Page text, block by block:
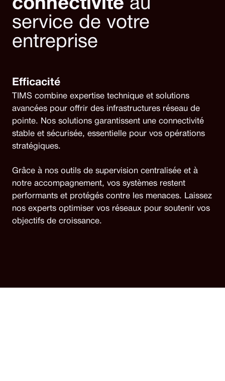
connectivité au
service de votre
entreprise
Efficacité
TIMS combine expertise technique et solutions
avancées pour offrir des infrastructures réseau de
pointe. Nos solutions garantissent une connectivité
stable et sécurisée, essentielle pour vos opérations
stratégiques.
Grâce à nos outils de supervision centralisée et à
notre accompagnement, vos systèmes restent
performants et protégés contre les menaces. Laissez
nos experts optimiser vos réseaux pour soutenir vos
objectifs de croissance.